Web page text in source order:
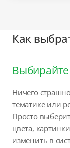
Как
Выбирайте
Ничего
тематике или
Просто
цвета,
изменить в